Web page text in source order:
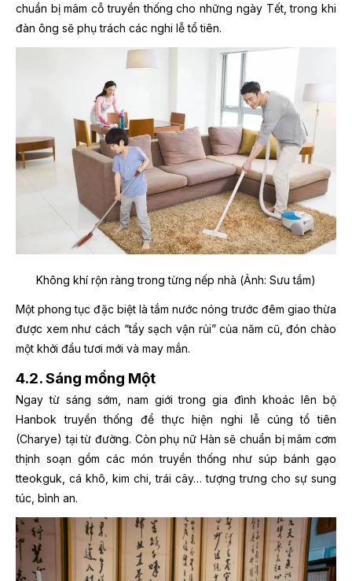
chuẩn bị mâm cỗ truyền thống cho những ngày Tết, trong khi
đàn ông sẽ phụ trách các nghi lễ tổ tiên.
Không khí rộn ràng trong từng nếp nhà (Ảnh: Sưu tầm)
Một phong tục đặc biệt là tắm nước nóng trước đêm giao thừa
được xem như cách “tẩy sạch vận rủi” của năm cũ, đón chào
một khởi đầu tươi mới và may mắn.
4.2. Sáng mồng Một
Ngay từ sáng sớm, nam giới trong gia đình khoác lên bộ
Hanbok truyền thống để thực hiện nghi lễ cúng tổ tiên
(Charye) tại từ đường. Còn phụ nữ Hàn sẽ chuẩn bị mâm cơm
thịnh soạn gồm các món truyền thống như súp bánh gạo
tteokguk, cá khô, kim chi, trái cây… tượng trưng cho sự sung
túc, bình an.